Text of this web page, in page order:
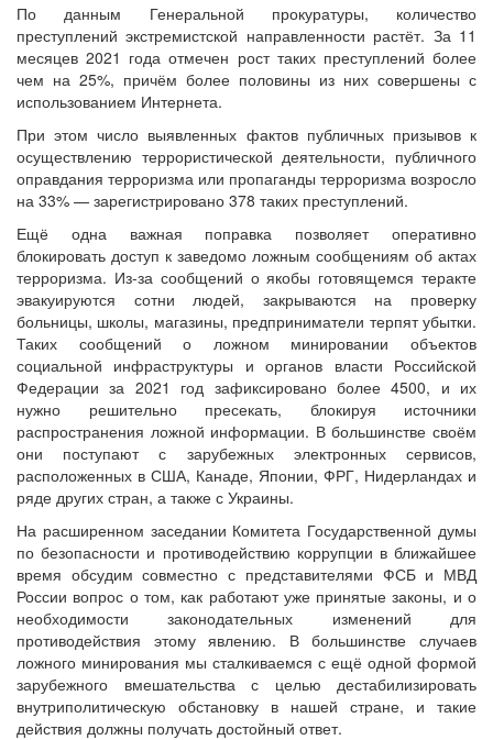
По данным Генеральной прокуратуры, количество
преступлений экстремистской направленности растёт. За 11
месяцев 2021 года отмечен рост таких преступлений более
чем на 25%, причём более половины из них совершены с
использованием Интернета.
При этом число выявленных фактов публичных призывов к
осуществлению террористической деятельности, публичного
оправдания терроризма или пропаганды терроризма возросло
на 33% — зарегистрировано 378 таких преступлений.
Ещё одна важная поправка позволяет оперативно
блокировать доступ к заведомо ложным сообщениям об актах
терроризма. Из-за сообщений о якобы готовящемся теракте
эвакуируются сотни людей, закрываются на проверку
больницы, школы, магазины, предприниматели терпят убытки.
Таких сообщений о ложном минировании объектов
социальной инфраструктуры и органов власти Российской
Федерации за 2021 год зафиксировано более 4500, и их
нужно решительно пресекать, блокируя источники
распространения ложной информации. В большинстве своём
они поступают с зарубежных электронных сервисов,
расположенных в США, Канаде, Японии, ФРГ, Нидерландах и
ряде других стран, а также с Украины.
На расширенном заседании Комитета Государственной думы
по безопасности и противодействию коррупции в ближайшее
время обсудим совместно с представителями ФСБ и МВД
России вопрос о том, как работают уже принятые законы, и о
необходимости законодательных изменений для
противодействия этому явлению. В большинстве случаев
ложного минирования мы сталкиваемся с ещё одной формой
зарубежного вмешательства с целью дестабилизировать
внутриполитическую обстановку в нашей стране, и такие
действия должны получать достойный ответ.